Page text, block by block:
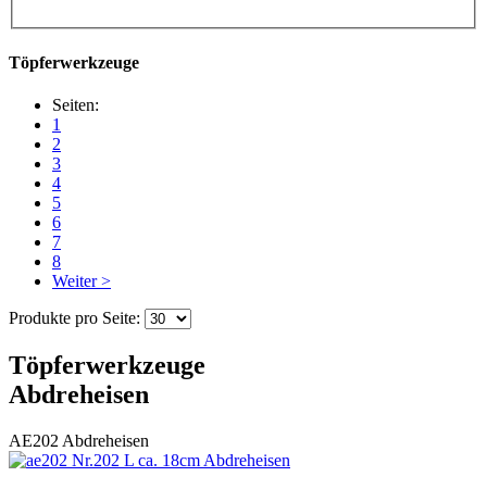
Töpferwerkzeuge
Seiten:
1
2
3
4
5
6
7
8
Weiter >
Produkte pro Seite:
Töpferwerkzeuge
Abdreheisen
AE202 Abdreheisen